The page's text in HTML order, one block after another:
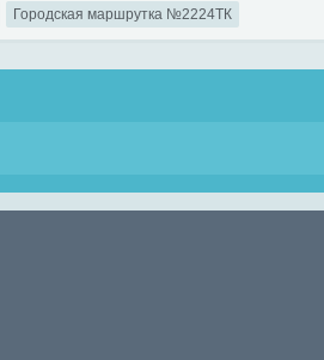
Городская маршрутка №2224ТК